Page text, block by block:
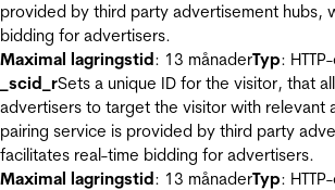
provided by third party advertisement hubs,
bidding for advertisers.
Maximal lagringstid: 13 månaderTyp:
_scid_rSets a unique ID for the visitor, that
advertisers to target the visitor with relevant
pairing service is provided by third party
facilitates real-time bidding for advertisers.
Maximal lagringstid: 13 månaderTyp: